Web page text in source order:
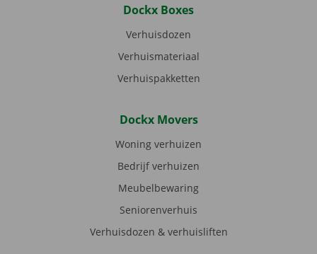
Dockx Boxes
Verhuisdozen
Verhuismateriaal
Verhuispakketten
Dockx Movers
Woning verhuizen
Bedrijf verhuizen
Meubelbewaring
Seniorenverhuis
Verhuisdozen & verhuisliften